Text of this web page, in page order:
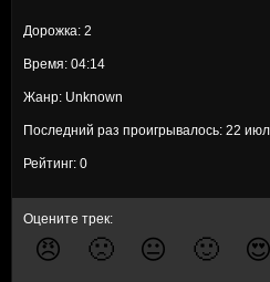
Дорожка: 2
Время: 04:14
Жанр: Unknown
Последний раз проигрывалось: 22
Рейтинг: 0
Оцените трек:
😠 🙁 😐 🙂 😍